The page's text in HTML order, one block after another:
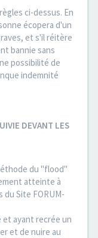
ci-dessus. En
écopera d'un
et s'il réitère
bannie sans
possibilité de
indemnité
DEVANT LES
du "flood"
atteinte à
Site FORUM-
ayant recrée un
et de nuire au